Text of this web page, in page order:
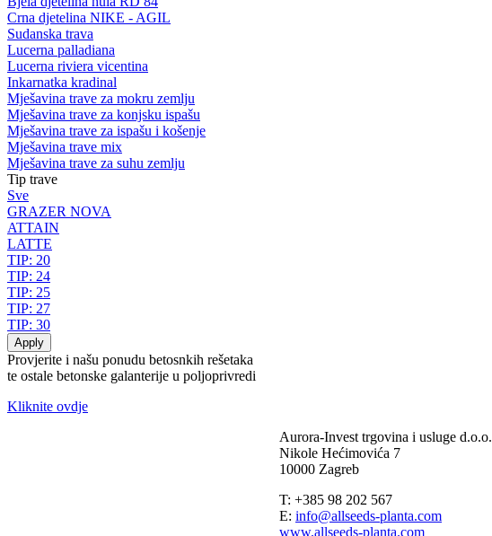
Crna djetelina NIKE - AGIL
Sudanska trava
Lucerna palladiana
Lucerna riviera vicentina
Inkarnatka kradinal
Mješavina trave za mokru zemlju
Mješavina trave za konjsku ispašu
Mješavina trave za ispašu i košenje
Mješavina trave mix
Mješavina trave za suhu zemlju
Tip trave
Sve
GRAZER NOVA
ATTAIN
LATTE
TIP: 20
TIP: 24
TIP: 25
TIP: 27
TIP: 30
Provjerite i našu ponudu betosnkih rešetaka
te ostale betonske galanterije u poljoprivredi
Kliknite ovdje
Aurora-Invest trgovina i usluge d.o.o.
Nikole Hećimovića 7
10000 Zagreb
T: +385 98 202 567
E: info@allseeds-planta.com
www.allseeds-planta.com